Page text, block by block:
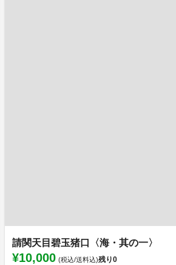
請関天目碧玉猪口〈海・其の一〉
¥10,000 (税込/送料込)残り0